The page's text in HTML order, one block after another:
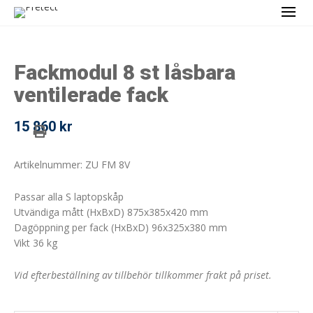
Fackmodul 8 st låsbara
ventilerade fack
15 860 kr
Artikelnummer: ZU FM 8V
Passar alla S laptopskåp
Utvändiga mått (HxBxD) 875x385x420 mm
Dagöppning per fack (HxBxD) 96x325x380 mm
Vikt 36 kg
Vid efterbeställning av tillbehör tillkommer frakt på priset.